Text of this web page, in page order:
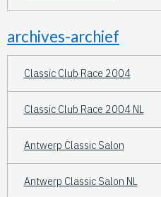
archives-archief
Classic Club Race 2004
Classic Club Race 2004 NL
Antwerp Classic Salon
Antwerp Classic Salon NL